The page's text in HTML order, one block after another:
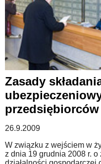
Zasady
przedsiębiorców
26.9.2009
W związku z wejściem w
z dnia 19 grudnia 2008 r.